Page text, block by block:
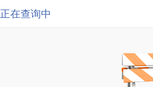
正在查询中